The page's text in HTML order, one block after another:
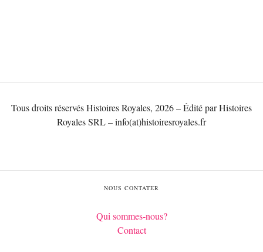
Tous droits réservés Histoires Royales, 2026 – Édité par Histoires
Royales SRL – info(at)histoiresroyales.fr
NOUS CONTATER
Qui sommes-nous?
Contact